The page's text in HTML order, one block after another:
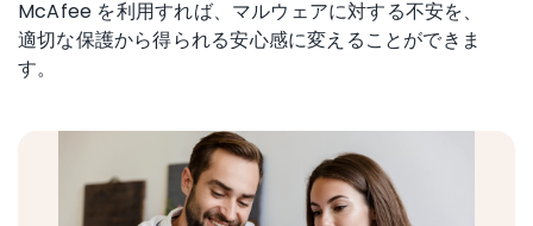
McAfee を利用すれば、マルウェアに対する不安を、
適切な保護から得られる安心感に変えることができま
す。